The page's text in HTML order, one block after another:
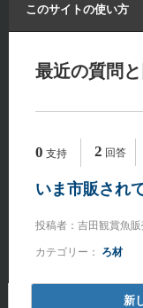
このサイトの使い方
最近の質問
0 支持 2 回答
いま市販され
投稿者：吉田観賞魚販
カテゴリー： ろ材
新